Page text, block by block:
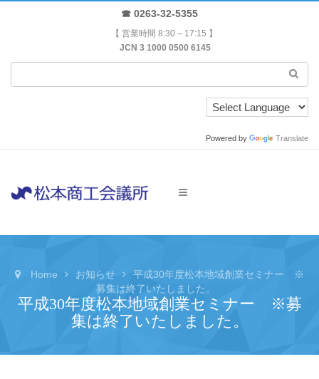
☎ 0263-32-5355
【 営業時間 8:30 – 17:15 】
JCN 3 1000 0500 6145
Powered by Translate
Home お知らせ
平成30年度松本地域創業セミナー ※
募集は終了いたしました。
平成30年度松本地域創業セミナー ※募
集は終了いたしました。